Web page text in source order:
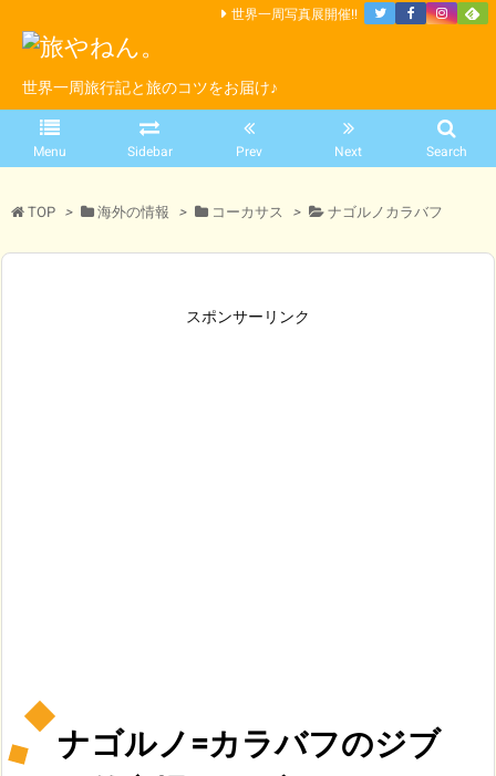
世界一周旅行記と旅のコツをお届け♪
Menu Sidebar Prev Next Search
世界一周写真展開催!!
TOP > 海外の情報 > コーカサス > ナゴルノカラバフ
スポンサーリンク
ナゴルノ=カラバフのジブ